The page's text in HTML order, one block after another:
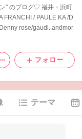
" のブログ♡ 福井・浜町
/ PAULE KA /D
rose/gaudi..andmor
フォロー
テーマ